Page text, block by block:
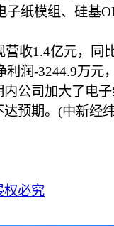
子纸模组、硅基
收1.4亿元，同
利润-3244.9万元
公司加大了电
预期。(中新经
权必究